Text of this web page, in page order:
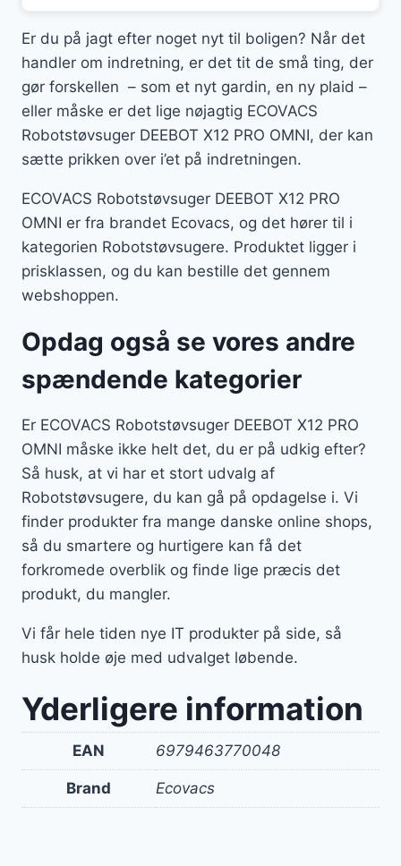
Er du på jagt efter noget nyt til boligen? Når det
handler om indretning, er det tit de små ting, der
gør forskellen – som et nyt gardin, en ny plaid –
eller måske er det lige nøjagtig ECOVACS
Robotstøvsuger DEEBOT X12 PRO OMNI, der kan
sætte prikken over i’et på indretningen.
ECOVACS Robotstøvsuger DEEBOT X12 PRO
OMNI er fra brandet Ecovacs, og det hører til i
kategorien Robotstøvsugere. Produktet ligger i
prisklassen, og du kan bestille det gennem
webshoppen.
Opdag også se vores andre
spændende kategorier
Er ECOVACS Robotstøvsuger DEEBOT X12 PRO
OMNI måske ikke helt det, du er på udkig efter?
Så husk, at vi har et stort udvalg af
Robotstøvsugere, du kan gå på opdagelse i. Vi
finder produkter fra mange danske online shops,
så du smartere og hurtigere kan få det
forkromede overblik og finde lige præcis det
produkt, du mangler.
Vi får hele tiden nye IT produkter på side, så
husk holde øje med udvalget løbende.
Yderligere information
EAN 6979463770048
Brand Ecovacs